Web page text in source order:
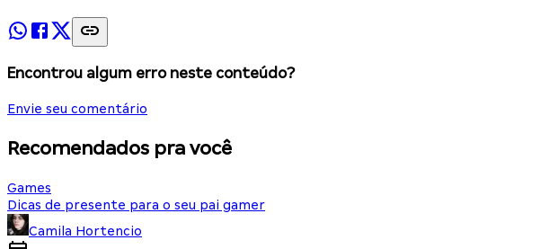
Encontrou algum erro neste conteúdo?
Envie seu comentário
Recomendados pra você
Games
Dicas de presente para o seu pai gamer
Camila Hortencio